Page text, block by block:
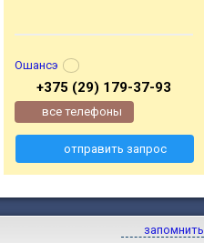
Ошансэ
+375 (29) 179-37-93
все телефоны
отправить запрос
запомнить